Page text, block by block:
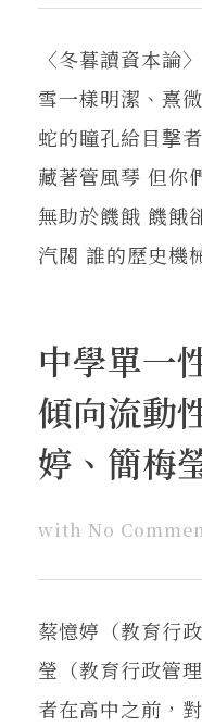
〈冬暮讀資本論
雪一樣明潔、熹
蛇的瞳孔給目撃
藏著管風琴 但你
無助於饑餓 饑餓
汽閥 誰的歷史機
中學單一
傾向流動
婷、簡梅
with No
蔡憶婷（教育行
瑩（教育行政管
者在高中之前，